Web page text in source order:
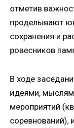
отметив
проделывают
сохранения и
ровесников
В ходе
идеями,
мероприятий